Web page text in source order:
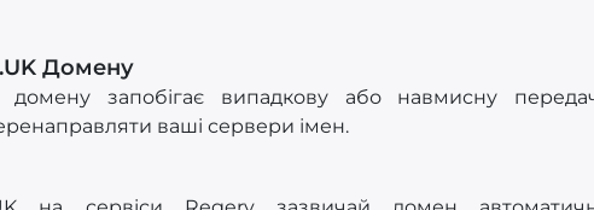
Домену
домену запобігає випадкову або навмисну
ваші сервери імен.